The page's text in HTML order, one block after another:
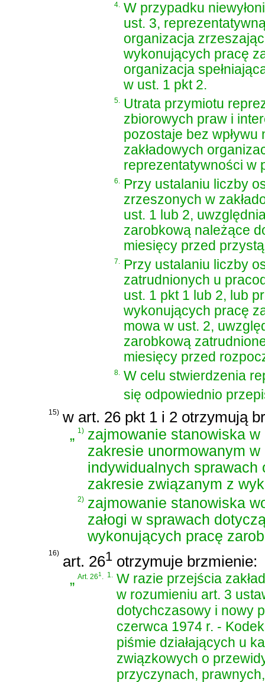
4. W przypadku
ust. 3,
organizacja
wykonujących pracę
organizacja
w ust. 1 pkt 2.
5. Utrata przymiotu
zbiorowych praw i
pozostaje bez
zakładowych
reprezentatywności w
6. Przy ustalaniu liczby
zrzeszonych w
ust. 1 lub 2,
zarobkową należące
miesięcy przed
7. Przy ustalaniu liczby
zatrudnionych u
ust. 1 pkt 1 lub 2, lub
wykonujących pracę
mowa w ust. 2,
zarobkową
miesięcy przed
8. W celu stwierdzenia
się odpowiednio
15) w art. 26 pkt 1 i 2 otrzymują
„1) zajmowanie stanowiska
zakresie unormowanym
indywidualnych sprawach
zakresie związanym z
2) zajmowanie stanowiska
załogi w sprawach
wykonujących pracę
16) art. 261 otrzymuje brzmienie:
„Art. 261 1.
W razie przejścia
w rozumieniu art. 3
dotychczasowy i nowy
czerwca 1974 r. -
piśmie działających u
związkowych o
przyczynach,